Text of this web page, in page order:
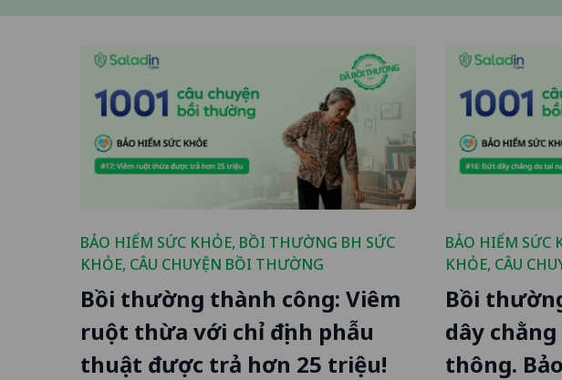
BẢO HIỂM SỨC KHỎE, BỒI THƯỜNG BH SỨC
KHỎE, CÂU CHUYỆN BỒI THƯỜNG
Bồi thường thành công: Viêm
ruột thừa với chỉ định phẫu
thuật được trả hơn 25 triệu!
BẢO HIỂM SỨC
KHỎE, CÂU
Bồi
dây
thông.